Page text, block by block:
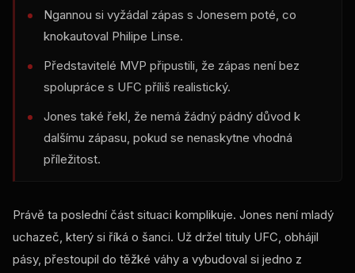
Ngannou si vyžádal zápas s Jonesem poté, co
knokautoval Philipe Linse.
Představitelé MVP připustili, že zápas není bez
spolupráce s UFC příliš realistický.
Jones také řekl, že nemá žádný pádný důvod k
dalšímu zápasu, pokud se nenaskytne vhodná
příležitost.
Právě ta poslední část situaci komplikuje. Jones není mladý
uchazeč, který si říká o šanci. Už držel tituly UFC, obhájil
pásy, přestoupil do těžké váhy a vybudoval si jedno z